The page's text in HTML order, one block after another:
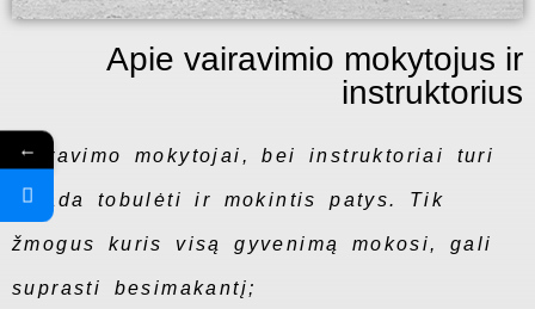
Apie vairavimio mokytojus ir
instruktorius
Vairavimo mokytojai, bei instruktoriai turi
visada tobulėti ir mokintis patys. Tik
žmogus kuris visą gyvenimą mokosi, gali
suprasti besimakantį;
←